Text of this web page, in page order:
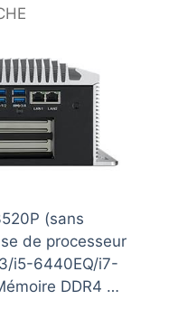
(sans
de processeur
i5-6440EQ/i7-
DDR4 …